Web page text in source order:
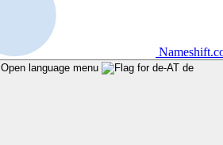
Open language menu de